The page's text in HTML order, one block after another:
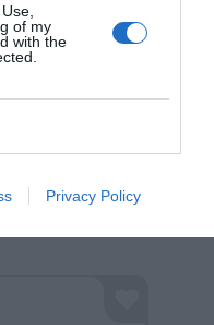
of my
with the
Privacy Policy